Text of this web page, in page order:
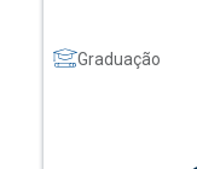
Graduação